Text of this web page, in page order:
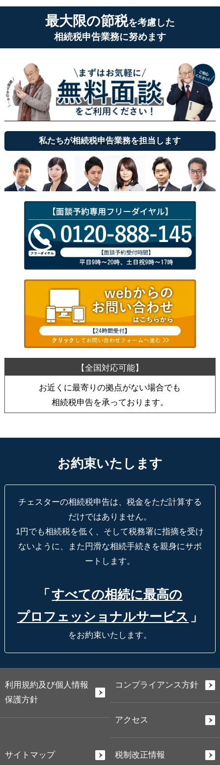
最大限の節税を考慮した
相続税申告業務に努めます
私たちが相続税申告業務を担当します
お近くに最寄りの拠点がない場合でも
相続税申告を承っております。
お約束いたします
チェスターの相続税申告は、税金をただ計算する
だけではありません。
1円でも相続税を低く、そして税務署に指摘を受け
ないように、
また円滑な相続手続きを親身にサポ
ートします。
「 すべての相続に最高の
プロフェッショナルサービス 」
をお約束いたします。
利用規約及び個人情報
保護方針
コンプライアンス方針
アクセス
サイトマップ 税制改正情報